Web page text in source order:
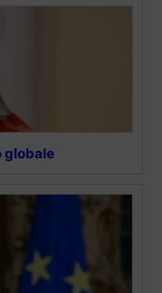
globale